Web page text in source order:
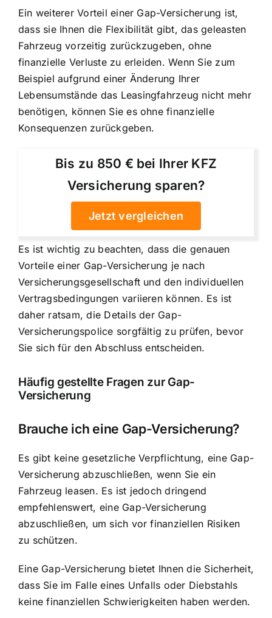
Ein weiterer Vorteil einer Gap-Versicherung ist,
dass sie Ihnen die Flexibilität gibt, das geleasten
Fahrzeug vorzeitig zurückzugeben, ohne
finanzielle Verluste zu erleiden. Wenn Sie zum
Beispiel aufgrund einer Änderung Ihrer
Lebensumstände das Leasingfahrzeug nicht mehr
benötigen, können Sie es ohne finanzielle
Konsequenzen zurückgeben.
Bis zu 850 € bei Ihrer KFZ
Versicherung sparen?
Jetzt vergleichen
Es ist wichtig zu beachten, dass die genauen
Vorteile einer Gap-Versicherung je nach
Versicherungsgesellschaft und den individuellen
Vertragsbedingungen variieren können. Es ist
daher ratsam, die Details der Gap-
Versicherungspolice sorgfältig zu prüfen, bevor
Sie sich für den Abschluss entscheiden.
Häufig gestellte Fragen zur Gap-
Versicherung
Brauche ich eine Gap-Versicherung?
Es gibt keine gesetzliche Verpflichtung, eine Gap-
Versicherung abzuschließen, wenn Sie ein
Fahrzeug leasen. Es ist jedoch dringend
empfehlenswert, eine Gap-Versicherung
abzuschließen, um sich vor finanziellen Risiken
zu schützen.
Eine Gap-Versicherung bietet Ihnen die Sicherheit,
dass Sie im Falle eines Unfalls oder Diebstahls
keine finanziellen Schwierigkeiten haben werden.